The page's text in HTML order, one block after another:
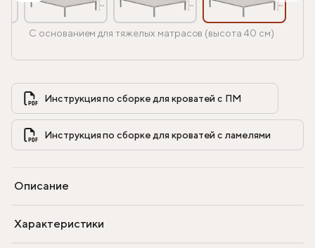
С основанием для тяжелых матрасов (высота 40 см)
Инструкция по сборке для кроватей с ПМ
Описание
Характеристики